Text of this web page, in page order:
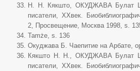
H. H. Кякшто, ОКУДЖАВА Булат
писатели, XXвек.
2, Просвещение, Москва 1998, s.
Tamże, s. 136
Окуджава Б. Чаепитие на Арбате,
Кякшто Н. Н., ОКУДЖАВА Булат
писатели, XXвек.